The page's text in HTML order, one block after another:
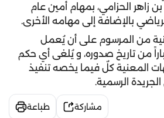
زاهر الحزامي، بمهام أمين عام
بالإضافة إلى مهامه الأخرى.
من المرسوم على أن يُعمل
من تاريخ صدوره، و يُلغى أي حكم
المعنية كلٌ فيما يخصه تنفيذ
الرسمية.
مشاركة طباعة